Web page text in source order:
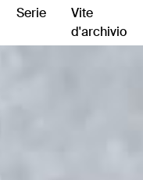
Serie
Vite
d'archivio